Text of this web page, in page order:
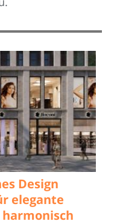
Design
elegante